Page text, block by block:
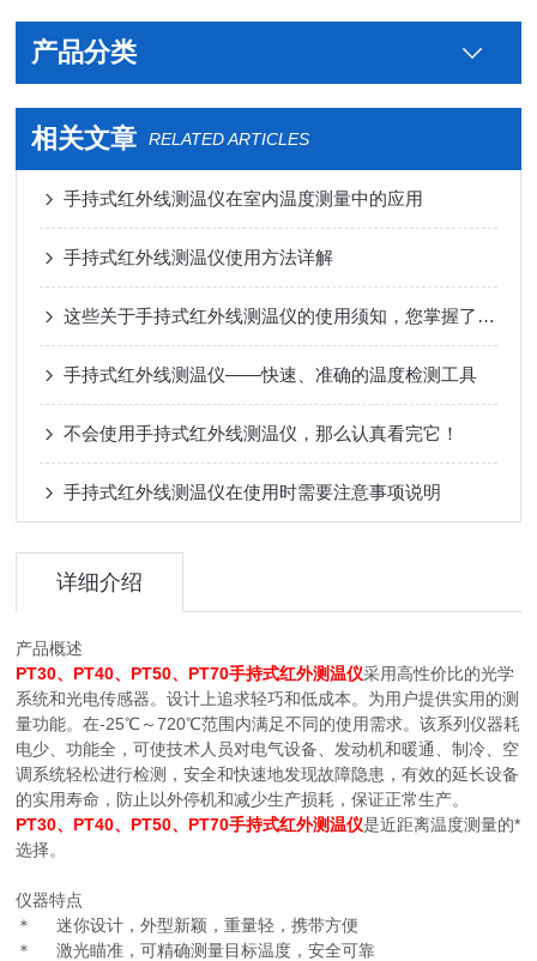
产品分类
相关文章 RELATED ARTICLES
手持式红外线测温仪在室内温度测量中的应用
手持式红外线测温仪使用方法详解
这些关于手持式红外线测温仪的使用须知，您掌握了吗？
手持式红外线测温仪——快速、准确的温度检测工具
不会使用手持式红外线测温仪，那么认真看完它！
手持式红外线测温仪在使用时需要注意事项说明
详细介绍
产品概述
PT30、PT40、PT50、PT70手持式红外测温仪采用高性价比的光学
系统和光电传感器。设计上追求轻巧和低成本。为用户提供实用的测
量功能。在-25℃～720℃范围内满足不同的使用需求。该系列仪器耗
电少、功能全，可使技术人员对电气设备、发动机和暖通、制冷、空
调系统轻松进行检测，安全和快速地发现故障隐患，有效的延长设备
的实用寿命，防止以外停机和减少生产损耗，保证正常生产。
PT30、PT40、PT50、PT70手持式红外测温仪是近距离温度测量的*
选择。
仪器特点
＊ 迷你设计，外型新颖，重量轻，携带方便
＊ 激光瞄准，可精确测量目标温度，安全可靠